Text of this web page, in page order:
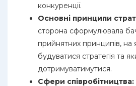
конкуренції.
Основні принципи
сторона сформулювала
прийнятних принципів, на
будуватися стратегія та
дотримуватимутися.
Сфери співробітництва: